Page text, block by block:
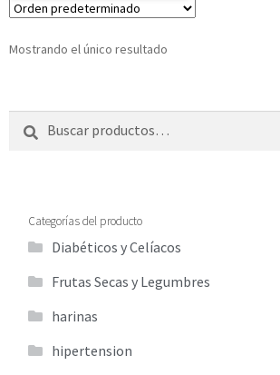
Categorías del producto
Diabéticos y Celíacos
Frutas Secas y Legumbres
harinas
hipertension
Mostrando el único resultado